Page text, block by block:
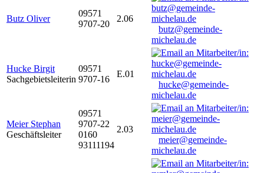
Butz Oliver
09571
9707-20
2.06
butz@gemeinde-
michelau.de
Hucke Birgit
Sachgebietsleiterin
09571
9707-16
E.01
hucke@gemeinde-
michelau.de
Meier Stephan
Geschäftsleiter
09571
9707-22
0160
93111194
2.03
meier@gemeinde-
michelau.de